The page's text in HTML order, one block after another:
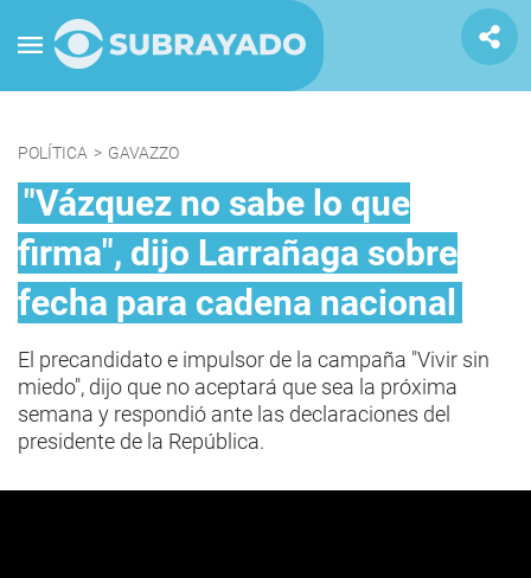
POLÍTICA > GAVAZZO
"Vázquez no sabe lo que
firma", dijo Larrañaga sobre
fecha para cadena nacional
El precandidato e impulsor de la campaña "Vivir sin
miedo", dijo que no aceptará que sea la próxima
semana y respondió ante las declaraciones del
presidente de la República.